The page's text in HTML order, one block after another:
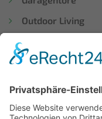
Outdoor Living
Vordächer
WISSENSWERTES
Suche
Lexikon